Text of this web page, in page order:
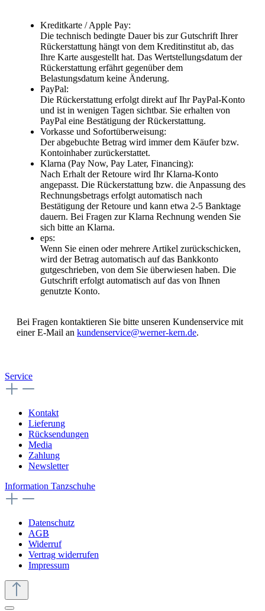
Kreditkarte / Apple Pay:
Die technisch bedingte Dauer bis zur Gutschrift Ihrer
Rückerstattung hängt von dem Kreditinstitut ab, das
Ihre Karte ausgestellt hat. Das Wertstellungsdatum der
Rückerstattung erfährt gegenüber dem
Belastungsdatum keine Änderung.
PayPal:
Die Rückerstattung erfolgt direkt auf Ihr PayPal-Konto
und ist in wenigen Tagen sichtbar. Sie erhalten von
PayPal eine Bestätigung der Rückerstattung.
Vorkasse und Sofortüberweisung:
Der abgebuchte Betrag wird immer dem Käufer bzw.
Kontoinhaber zurückerstattet.
Klarna (Pay Now, Pay Later, Financing):
Nach Erhalt der Retoure wird Ihr Klarna-Konto
angepasst. Die Rückerstattung bzw. die Anpassung des
Rechnungsbetrags erfolgt automatisch nach
Bestätigung der Retoure und kann etwa 2-5 Banktage
dauern. Bei Fragen zur Klarna Rechnung wenden Sie
sich bitte an Klarna.
eps:
Wenn Sie einen oder mehrere Artikel zurückschicken,
wird der Betrag automatisch auf das Bankkonto
gutgeschrieben, von dem Sie überwiesen haben. Die
Gutschrift erfolgt automatisch auf das von Ihnen
genutzte Konto.
Bei Fragen kontaktieren Sie bitte unseren Kundenservice mit
einer E-Mail an kundenservice@werner-kern.de.
Service
Kontakt
Lieferung
Rücksendungen
Media
Zahlung
Newsletter
Information Tanzschuhe
Datenschutz
AGB
Widerruf
Vertrag widerrufen
Impressum